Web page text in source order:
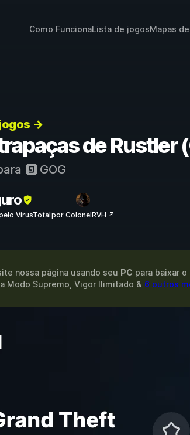
Como FuncionaLista de jogosMapas
→
de Rustler
GOG
VirusTotalpor ColonelRVH ↗
nossa página usando seu PC para baixar
Modo Supremo, Vigor Ilimitado & 6 outros